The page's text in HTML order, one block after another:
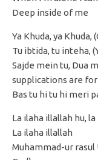
Deep inside of me
Ya Khuda, ya Khuda,
Tu ibtida, tu inteha,
Sajde mein tu, Dua
supplications are for
Bas tu hi tu hi meri
La ilaha illallah hu,
La ilaha illallah
Muhammad-ur rasul